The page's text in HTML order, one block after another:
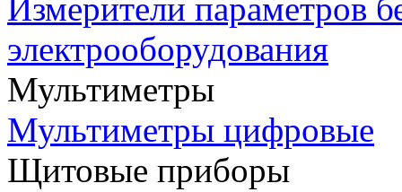
Измерители параметров
электрооборудования
Мультиметры
Мультиметры цифровые
Щитовые приборы